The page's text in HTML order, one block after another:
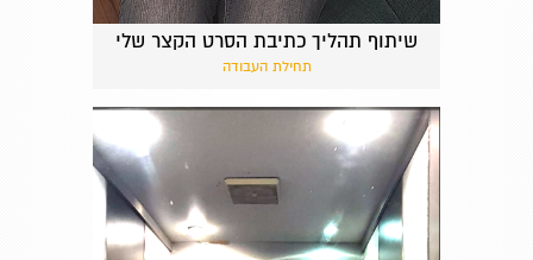
שיתוף תהליך כתיבת הסרט הקצר שלי
תחילת העבודה